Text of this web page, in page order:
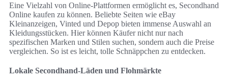
Eine Vielzahl von Online-Plattformen ermöglicht es, Secondhand
Online kaufen zu können. Beliebte Seiten wie eBay
Kleinanzeigen, Vinted und Depop bieten immense Auswahl an
Kleidungsstücken. Hier können Käufer nicht nur nach
spezifischen Marken und Stilen suchen, sondern auch die Preise
vergleichen. So ist es leicht, tolle Schnäppchen zu entdecken.
Lokale Secondhand-Läden und Flohmärkte